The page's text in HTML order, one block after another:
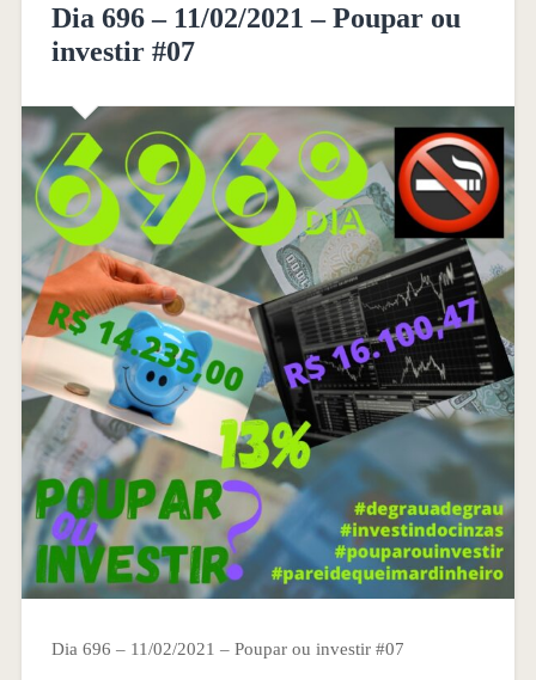
Dia 696 – 11/02/2021 – Poupar ou
investir #07
Dia 696 – 11/02/2021 – Poupar ou investir #07